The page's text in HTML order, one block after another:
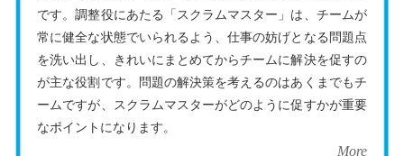
です。調整役にあたる「スクラムマスター」は、チームが
常に健全な状態でいられるよう、仕事の妨げとなる問題点
を洗い出し、きれいにまとめてからチームに解決を促すの
が主な役割です。問題の解決策を考えるのはあくまでもチ
ームですが、スクラムマスターがどのように促すかが重要
なポイントになります。
More